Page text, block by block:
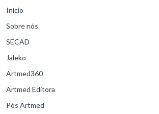
Início
Sobre nós
SECAD
Jaleko
Artmed360
Artmed Editora
Pós Artmed